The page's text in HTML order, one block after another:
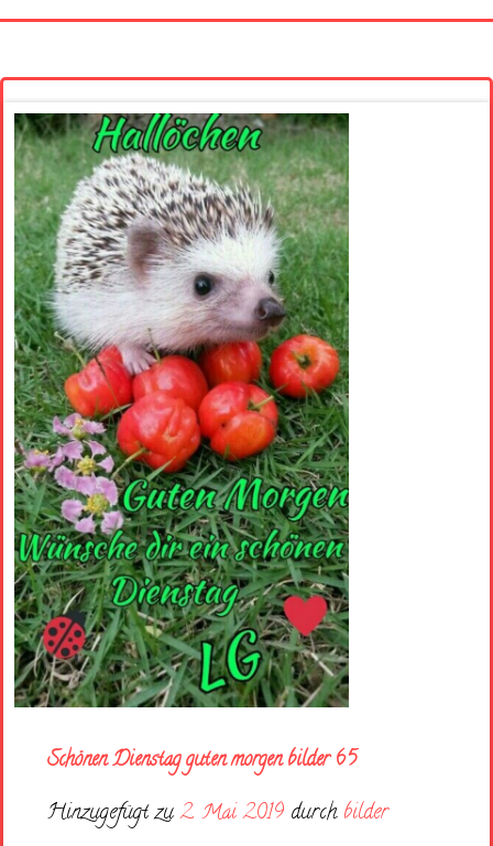
Schönen Dienstag guten morgen bilder 65
Hinzugefügt zu2. Mai 2019 durch bilder